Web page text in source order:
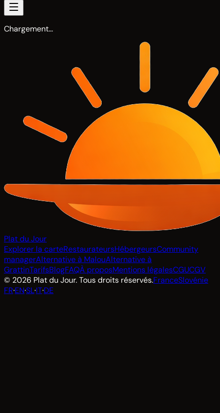
Chargement…
Plat du Jour
Explorer la carteRestaurateursHébergeursCommunity
managerAlternative à MalouAlternative à
GrattinTarifsBlogFAQÀ proposMentions légalesCGUCGV
© 2026 Plat du Jour. Tous droits réservés.FranceSlovénie
FR·EN·SL·IT·DE